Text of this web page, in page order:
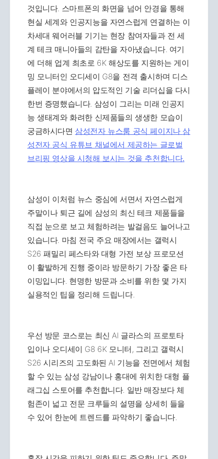
것입니다. 스마트폰의 화면을 넘어 안경을 통해
현실 세계와 인공지능을 자연스럽게 연결하는 이
차세대 웨어러블 기기는 현장 참여자들과 전 세
계 테크 매니아들의 감탄을 자아냈습니다. 여기
에 더해 업계 최초로 6K 해상도를 지원하는 게이
밍 모니터인 오디세이 G8을 전격 출시하며 디스
플레이 분야에서의 압도적인 기술 리더십을 다시
한번 증명했습니다. 삼성이 그리는 미래 인공지
능 생태계와 화려한 신제품들의 생생한 모습이
궁금하시다면 삼성전자 뉴스룸 공식 페이지나 삼
성전자 공식 유튜브 채널에서 제공하는 글로벌
브리핑 영상을 시청해 보시는 것을 추천합니다.
삼성이 이처럼 뉴스 중심에 서면서 자연스럽게
주말이나 퇴근 길에 삼성의 최신 테크 제품들을
직접 눈으로 보고 체험하려는 발걸음도 늘어나고
있습니다. 마침 전국 주요 매장에서는 갤럭시
S26 패밀리 페스타와 대형 가전 보상 프로모션
이 활발하게 진행 중이라 방문하기 가장 좋은 타
이밍입니다. 현명한 방문과 소비를 위한 몇 가지
실용적인 팁을 정리해 드립니다.
우선 방문 코스로는 최신 AI 글라스의 프로토타
입이나 오디세이 G8 6K 모니터, 그리고 갤럭시
S26 시리즈의 고도화된 AI 기능을 전면에서 체험
할 수 있는 삼성 강남이나 홍대에 위치한 대형 플
래그십 스토어를 추천합니다. 일반 매장보다 체
험존이 넓고 전문 크루들의 설명을 상세히 들을
수 있어 한눈에 트렌드를 파악하기 좋습니다.